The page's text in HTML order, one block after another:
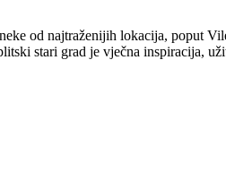
od najtraženijih lokacija, poput
stari grad je vječna inspiracija,